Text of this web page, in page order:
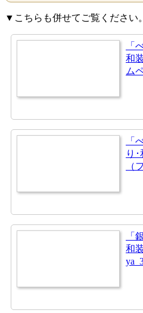
▼こちらも併せてご覧ください。
「
和
ム
「
り
（
「
和